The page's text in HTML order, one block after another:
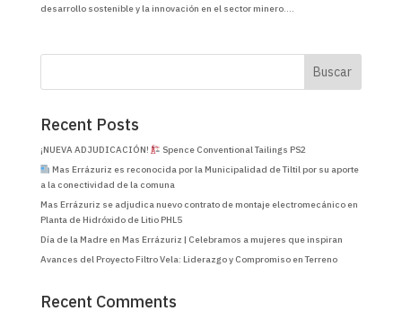
desarrollo sostenible y la innovación en el sector minero....
Buscar
Recent Posts
¡NUEVA ADJUDICACIÓN!
Spence Conventional Tailings PS2
Mas Errázuriz es reconocida por la Municipalidad de Tiltil por su aporte
a la conectividad de la comuna
Mas Errázuriz se adjudica nuevo contrato de montaje electromecánico en
Planta de Hidróxido de Litio PHL5
Día de la Madre en Mas Errázuriz | Celebramos a mujeres que inspiran
Avances del Proyecto Filtro Vela: Liderazgo y Compromiso en Terreno
Recent Comments